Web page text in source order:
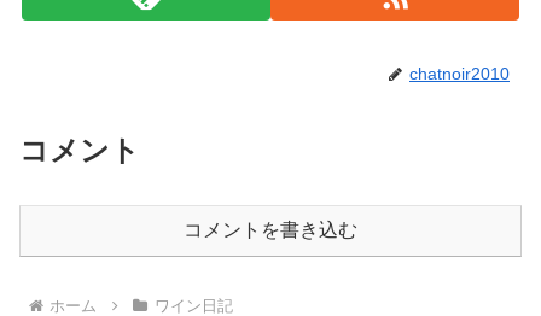
chatnoir2010
コメント
コメントを書き込む
ホーム ワイン日記